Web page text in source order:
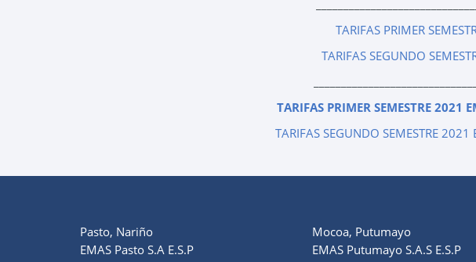
TARIFAS PRIMER
TARIFAS SEGUNDO
TARIFAS PRIMER SEMESTRE 2021
TARIFAS SEGUNDO SEMESTRE
Pasto, Nariño
EMAS Pasto S.A E.S.P
Mocoa, Putumayo
EMAS Putumayo S.A.S E.S.P